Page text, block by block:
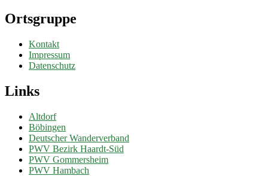
Ortsgruppe
Kontakt
Impressum
Datenschutz
Links
Altdorf
Böbingen
Deutscher Wanderverband
PWV Bezirk Haardt-Süd
PWV Gommersheim
PWV Hambach